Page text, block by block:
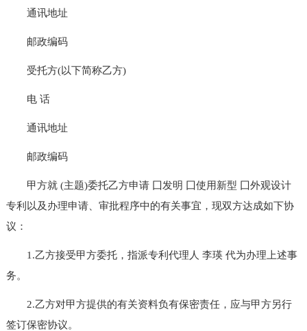
通讯地址
邮政编码
受托方(以下简称乙方)
电 话
通讯地址
邮政编码
甲方就 (主题)委托乙方申请 囗发明 囗使用新型 囗外观设计
专利以及办理申请、审批程序中的有关事宜，现双方达成如下协
议：
1.乙方接受甲方委托，指派专利代理人 李瑛 代为办理上述事
务。
2.乙方对甲方提供的有关资料负有保密责任，应与甲方另行
签订保密协议。